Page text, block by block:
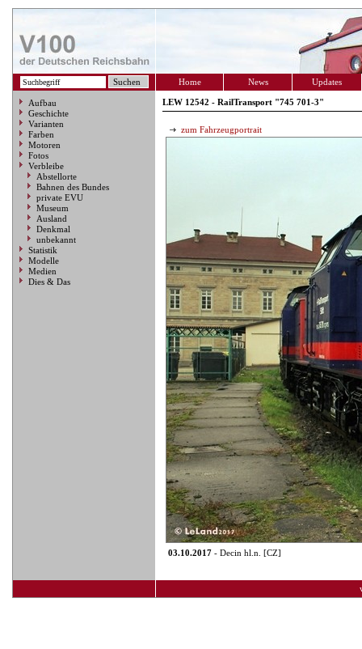
Home News Updates
Aufbau
Geschichte
Varianten
Farben
Motoren
Fotos
Verbleibe
Abstellorte
Bahnen des Bundes
private EVU
Museum
Ausland
Denkmal
unbekannt
Statistik
Modelle
Medien
Dies & Das
LEW 12542 - RailTransport "745 701-3"
zum Fahrzeugportrait
03.10.2017 - Decin hl.n. [CZ]